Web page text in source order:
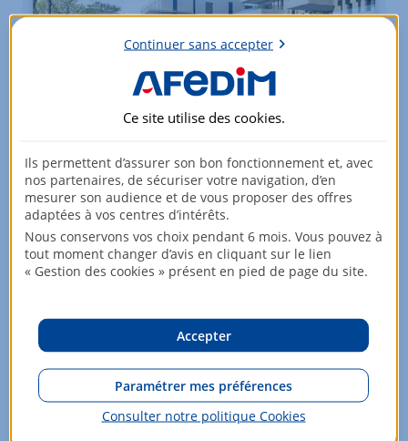
Appartements - du 3 au 5 pièces
À partir de
482 000EUR
21 lots
Voir +
Continuer sans accepter
Ce site utilise des cookies.
Ils permettent d’assurer son bon fonctionnement et, avec
nos partenaires, de sécuriser votre navigation, d’en
mesurer son audience et de vous proposer des offres
adaptées à vos centres d’intérêts.
Nous conservons vos choix pendant 6 mois. Vous pouvez à
tout moment changer d’avis en cliquant sur le lien
« Gestion des cookies » présent en pied de page du site.
Accepter
Paramétrer mes préférences
Consulter notre politique Cookies